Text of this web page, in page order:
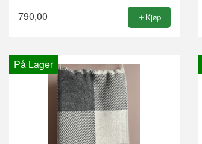
790,00 Kjøp
På Lager